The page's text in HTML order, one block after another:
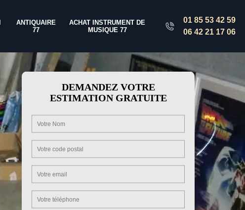
ANTIQUAIRE
77
ACHAT INSTRUMENT DE
MUSIQUE 77
01 85 53 42 59
06 42 21 17 06
DEMANDEZ VOTRE
ESTIMATION GRATUITE